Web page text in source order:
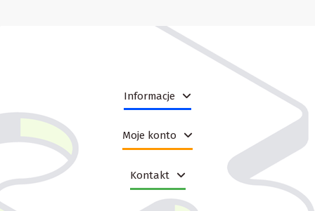
Informacje
Moje konto
Kontakt